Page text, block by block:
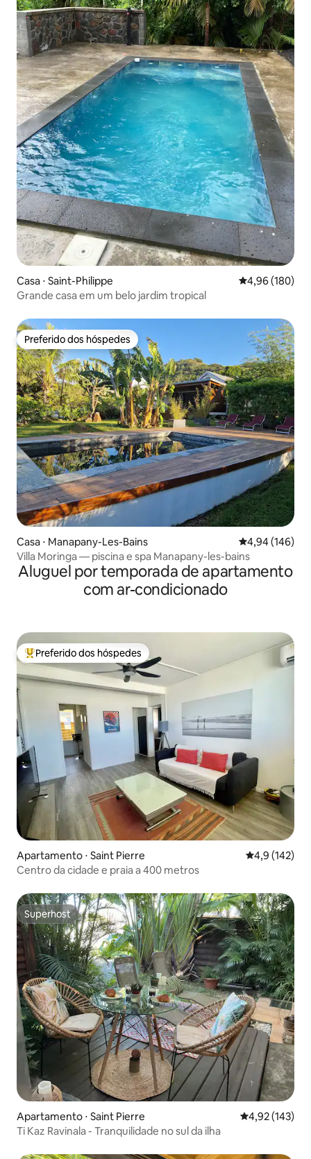
Casa ⋅ Saint-Philippe 4,96 de uma
4,96 (180)
Grande casa em um belo jardim tropical
Preferido dos hóspedes
Preferido dos hóspedes
Casa ⋅ Manapany-Les-Bains 4,94 de uma
4,94 (146)
Villa Moringa — piscina e spa Manapany-les-bains
Aluguel por temporada de apartamento
com ar-condicionado
Entre os melhores preferidos dos hóspedes
Preferido dos hóspedes
Apartamento ⋅ Saint Pierre 4,9 de uma
4,9 (142)
Centro da cidade e praia a 400 metros
Superhost
Superhost
Apartamento ⋅ Saint Pierre 4,92 de uma
4,92 (143)
Ti Kaz Ravinala - Tranquilidade no sul da ilha